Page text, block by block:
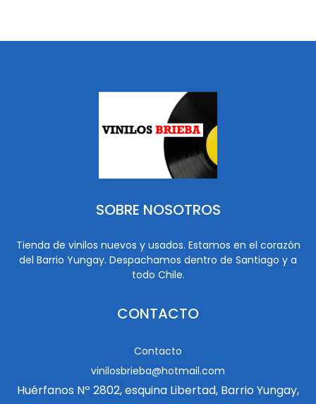
SOBRE NOSOTROS
Tienda de vinilos nuevos y usados. Estamos en el corazón
del Barrio Yungay. Despachamos dentro de Santiago y a
todo Chile.
CONTACTO
Contacto
vinilosbrieba@hotmail.com
Huérfanos Nº 2802, esquina Libertad, Barrio Yungay,